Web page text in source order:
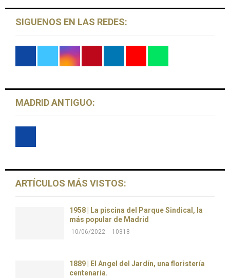
SIGUENOS EN LAS REDES:
MADRID ANTIGUO:
ARTÍCULOS MÁS VISTOS:
1958 | La piscina del Parque Sindical, la
más popular de Madrid
10/06/2022 10318
1889 | El Ángel del Jardín, una floristería
centenaria.